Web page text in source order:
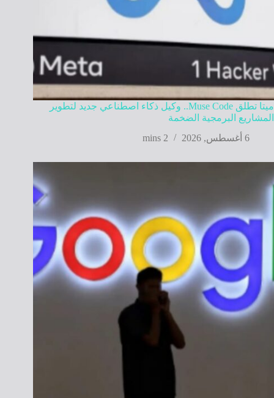
ميتا تطلق Muse Code.. وكيل ذكاء اصطناعي جديد لتطوير
المشاريع البرمجية الضخمة
6 أغسطس, 2026
2 mins